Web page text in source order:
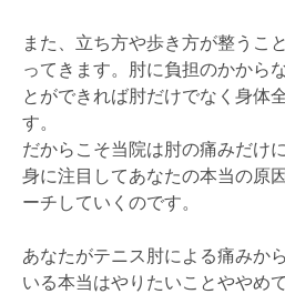
また、立ち方や歩き方が整うこ
ってきます。肘に負担のかから
とができれば肘だけでなく身体
す。
だからこそ当院は肘の痛みだけ
身に注目してあなたの本当の原
ーチしていくのです。
あなたがテニス肘による痛みか
いる本当はやりたいことややめ